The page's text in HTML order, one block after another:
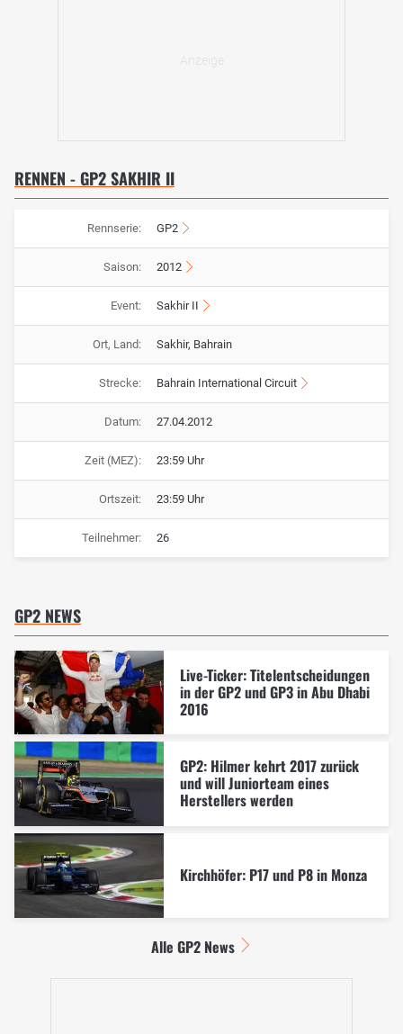
RENNEN - GP2 SAKHIR II
Rennserie: GP2
Saison: 2012
Event: Sakhir II
Ort, Land: Sakhir, Bahrain
Strecke: Bahrain International Circuit
Datum: 27.04.2012
Zeit (MEZ): 23:59 Uhr
Ortszeit: 23:59 Uhr
Teilnehmer: 26
GP2 NEWS
Live-Ticker: Titelentscheidungen
in der GP2 und GP3 in Abu Dhabi
2016
GP2: Hilmer kehrt 2017 zurück
und will Juniorteam eines
Herstellers werden
Kirchhöfer: P17 und P8 in Monza
Alle GP2 News